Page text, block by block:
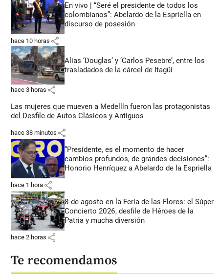
En vivo | “Seré el presidente de todos los
colombianos”: Abelardo de la Espriella en
discurso de posesión
hace 10 horas share
Alias ‘Douglas’ y ‘Carlos Pesebre’, entre los
trasladados de la cárcel de Itagüí
hace 3 horas share
Las mujeres que mueven a Medellín fueron las protagonistas
del Desfile de Autos Clásicos y Antiguos
hace 38 minutos share
“Presidente, es el momento de hacer
cambios profundos, de grandes decisiones”:
Honorio Henríquez a Abelardo de la Espriella
hace 1 hora share
8 de agosto en la Feria de las Flores: el Súper
Concierto 2026, desfile de Héroes de la
Patria y mucha diversión
hace 2 horas share
Te recomendamos